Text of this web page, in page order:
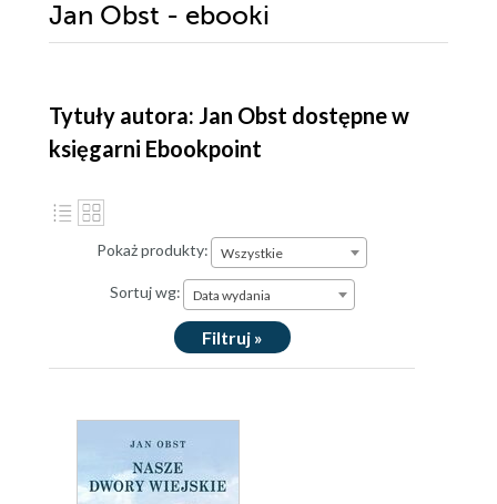
Jan Obst - ebooki
Tytuły autora: Jan Obst dostępne w
księgarni Ebookpoint
Pokaż produkty: Wszystkie
Sortuj wg: Data wydania
Filtruj »